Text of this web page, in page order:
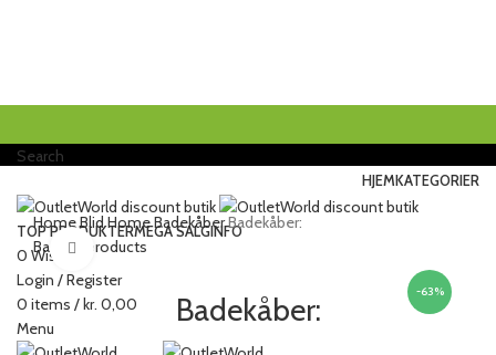
Gratis fragt ved køb over 199.- i hele
Danmark.
Search
HJEMKATEGORIER
TOP PRODUKTERMEGA SALGINFO
0 Wishlist
Login / Register
0 items /kr. 0,00
Menu
HomeBlid HomeBadekåberBadekåber:
Back to products
-63%
Click to enlarge
Badekåber: